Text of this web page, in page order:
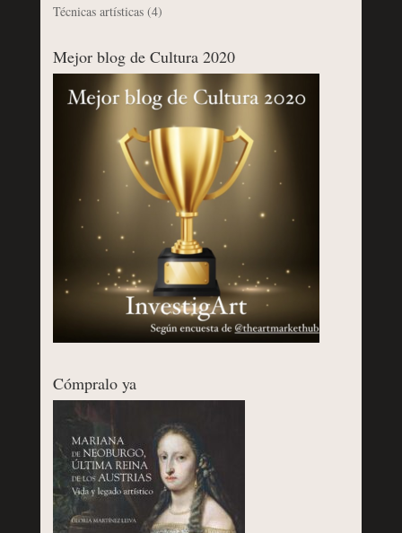
Técnicas artísticas(4)
Mejor blog de Cultura 2020
Cómpralo ya